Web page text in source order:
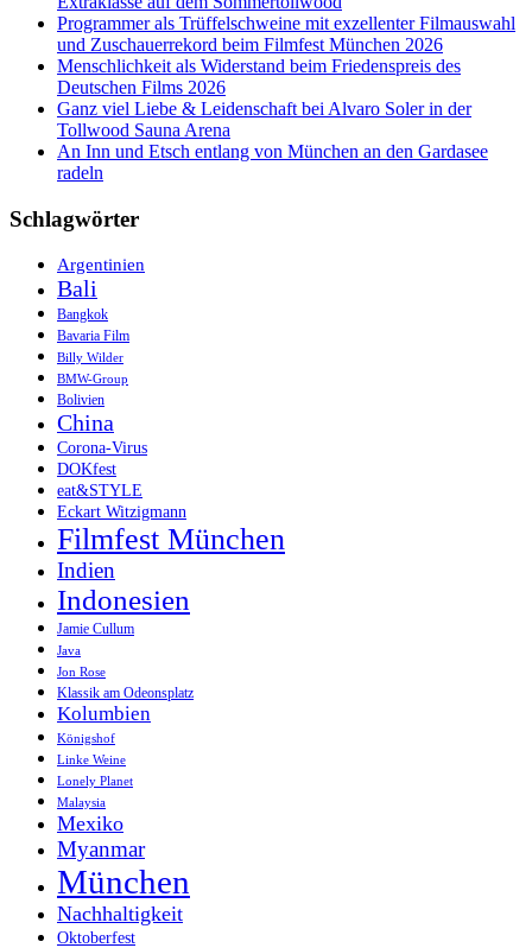
erlebenProgrammer als Trüffelschweine mit exzellenter Filmauswahl
und Zuschauerrekord beim Filmfest München 2026
Menschlichkeit als Widerstand beim Friedenspreis des
Deutschen Films 2026
Ganz viel Liebe & Leidenschaft bei Alvaro Soler in der
Tollwood Sauna Arena
An Inn und Etsch entlang von München an den Gardasee
radeln
Schlagwörter
Argentinien
Bali
Bangkok
Bavaria Film
Billy Wilder
BMW-Group
Bolivien
China
Corona-Virus
DOKfest
eat&STYLE
Eckart Witzigmann
Filmfest München
Indien
Indonesien
Jamie Cullum
Java
Jon Rose
Klassik am Odeonsplatz
Kolumbien
Königshof
Linke Weine
Lonely Planet
Malaysia
Mexiko
Myanmar
München
Nachhaltigkeit
Oktoberfest